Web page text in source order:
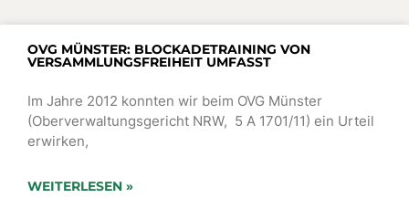
OVG MÜNSTER: BLOCKADETRAINING VON
VERSAMMLUNGSFREIHEIT UMFASST
Im Jahre 2012 konnten wir beim OVG Münster
(Oberverwaltungsgericht NRW, 5 A 1701/11) ein Urteil
erwirken,
WEITERLESEN »